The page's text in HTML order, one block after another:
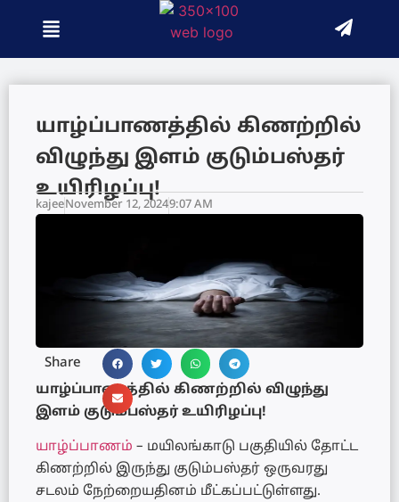
யாழ்ப்பாணத்தில் கிணற்றில்
விழுந்து இளம் குடும்பஸ்தர்
உயிரிழப்பு!
kajeeNovember 12, 20249:07 AM
Share
யாழ்ப்பாணத்தில் கிணற்றில் விழுந்து
இளம் குடும்பஸ்தர் உயிரிழப்பு!
யாழ்ப்பாணம் – மயிலங்காடு பகுதியில் தோட்ட
கிணற்றில் இருந்து குடும்பஸ்தர் ஒருவரது
சடலம் நேற்றையதினம் மீட்கப்பட்டுள்ளது.